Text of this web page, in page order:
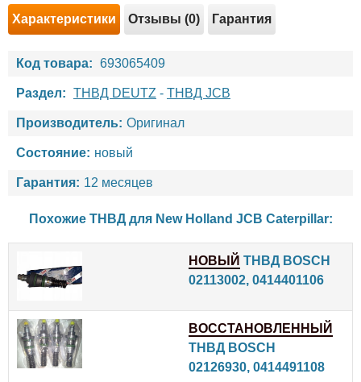
Характеристики Отзывы (0) Гарантия
Код товара: 693065409
Раздел: ТНВД DEUTZ - ТНВД JCB
Производитель: Оригинал
Состояние: новый
Гарантия: 12 месяцев
Похожие ТНВД для New Holland JCB Caterpillar:
НОВЫЙ ТНВД BOSCH
02113002, 0414401106
ВОССТАНОВЛЕННЫЙ
ТНВД BOSCH
02126930, 0414491108